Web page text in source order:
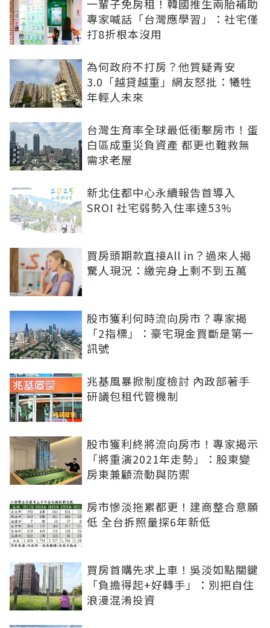
一輩子免房租！韓國推生兩胎補助
專家喊話「台灣應學習」：社宅僅
打8折根本沒用
為何政府不打房？他質疑青安
3.0「越貸越重」網友怒批：犧牲
年輕人未來
台灣生育率全球最低衝擊房市！蛋
白區成重災負資產 都更也難救無
需求老屋
新北住都中心永續報告首導入
SROI 社宅弱勢入住率達53%
買房頭期款直接All in？過來人揭
驚人現況：繳完身上剩不到五萬
股市獲利何時流向房市？專家揭
「2指標」：豪宅現金買斷是第一
訊號
兆基風暴掀制度檢討 內政部著手
研議包租代管機制
股市獲利終將流向房市！專家揭示
「將重演2021年走勢」：股東變
房東兼顧流動與防禦
房市慘淡拖累都更！建商整合意願
低 全台拆照量探6年新低
買房首購先求上車！吳淡如點關鍵
「負擔得起+好轉手」：別把自住
浪漫混淆投資